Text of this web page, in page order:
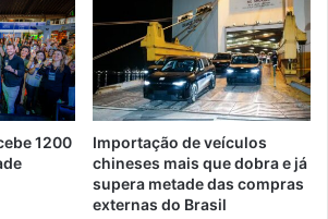
1200
Importação de veículos
chineses mais que dobra e já
supera metade das compras
externas do Brasil